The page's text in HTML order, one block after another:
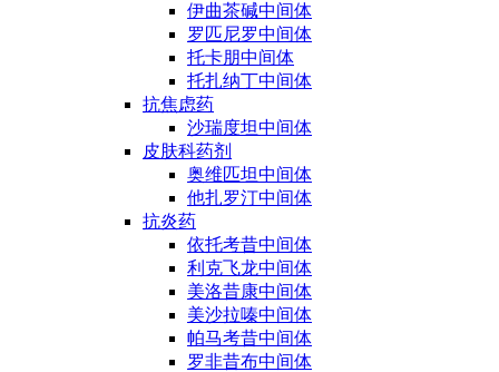
伊曲茶碱中间体
罗匹尼罗中间体
托卡朋中间体
托扎纳丁中间体
抗焦虑药
沙瑞度坦中间体
皮肤科药剂
奥维匹坦中间体
他扎罗汀中间体
抗炎药
依托考昔中间体
利克飞龙中间体
美洛昔康中间体
美沙拉嗪中间体
帕马考昔中间体
罗非昔布中间体